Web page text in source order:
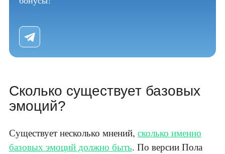
Сколько существует базовых
эмоций?
Существует несколько мнений, сколько именно
базовых эмоций должно быть. По версии Пола